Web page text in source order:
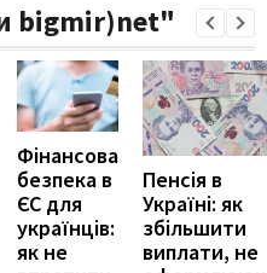
bigmir)net"
Фінансова
безпека в
ЄС для
українців:
як не
Пенсія в
Україні: як
збільшити
виплати, не